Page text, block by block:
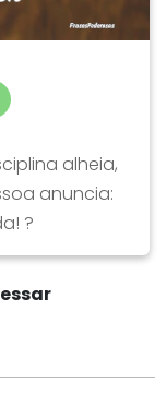
alheia,
anuncia:
?